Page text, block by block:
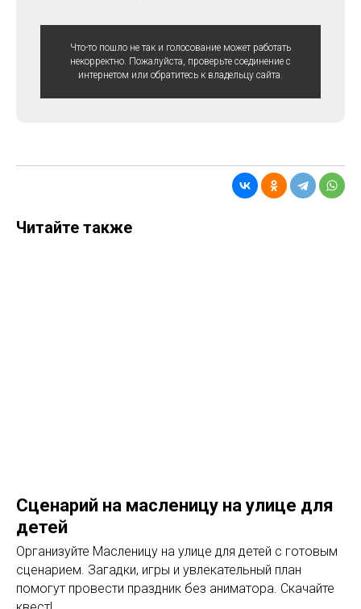
Что-то пошло не так и голосование может работать
некорректно. Пожалуйста, проверьте соединение с
интернетом или обратитесь к владельцу сайта.
Читайте также
Сценарий на масленицу на улице для
детей
Организуйте Масленицу на улице для детей с готовым
сценарием. Загадки, игры и увлекательный план
помогут провести праздник без аниматора. Скачайте